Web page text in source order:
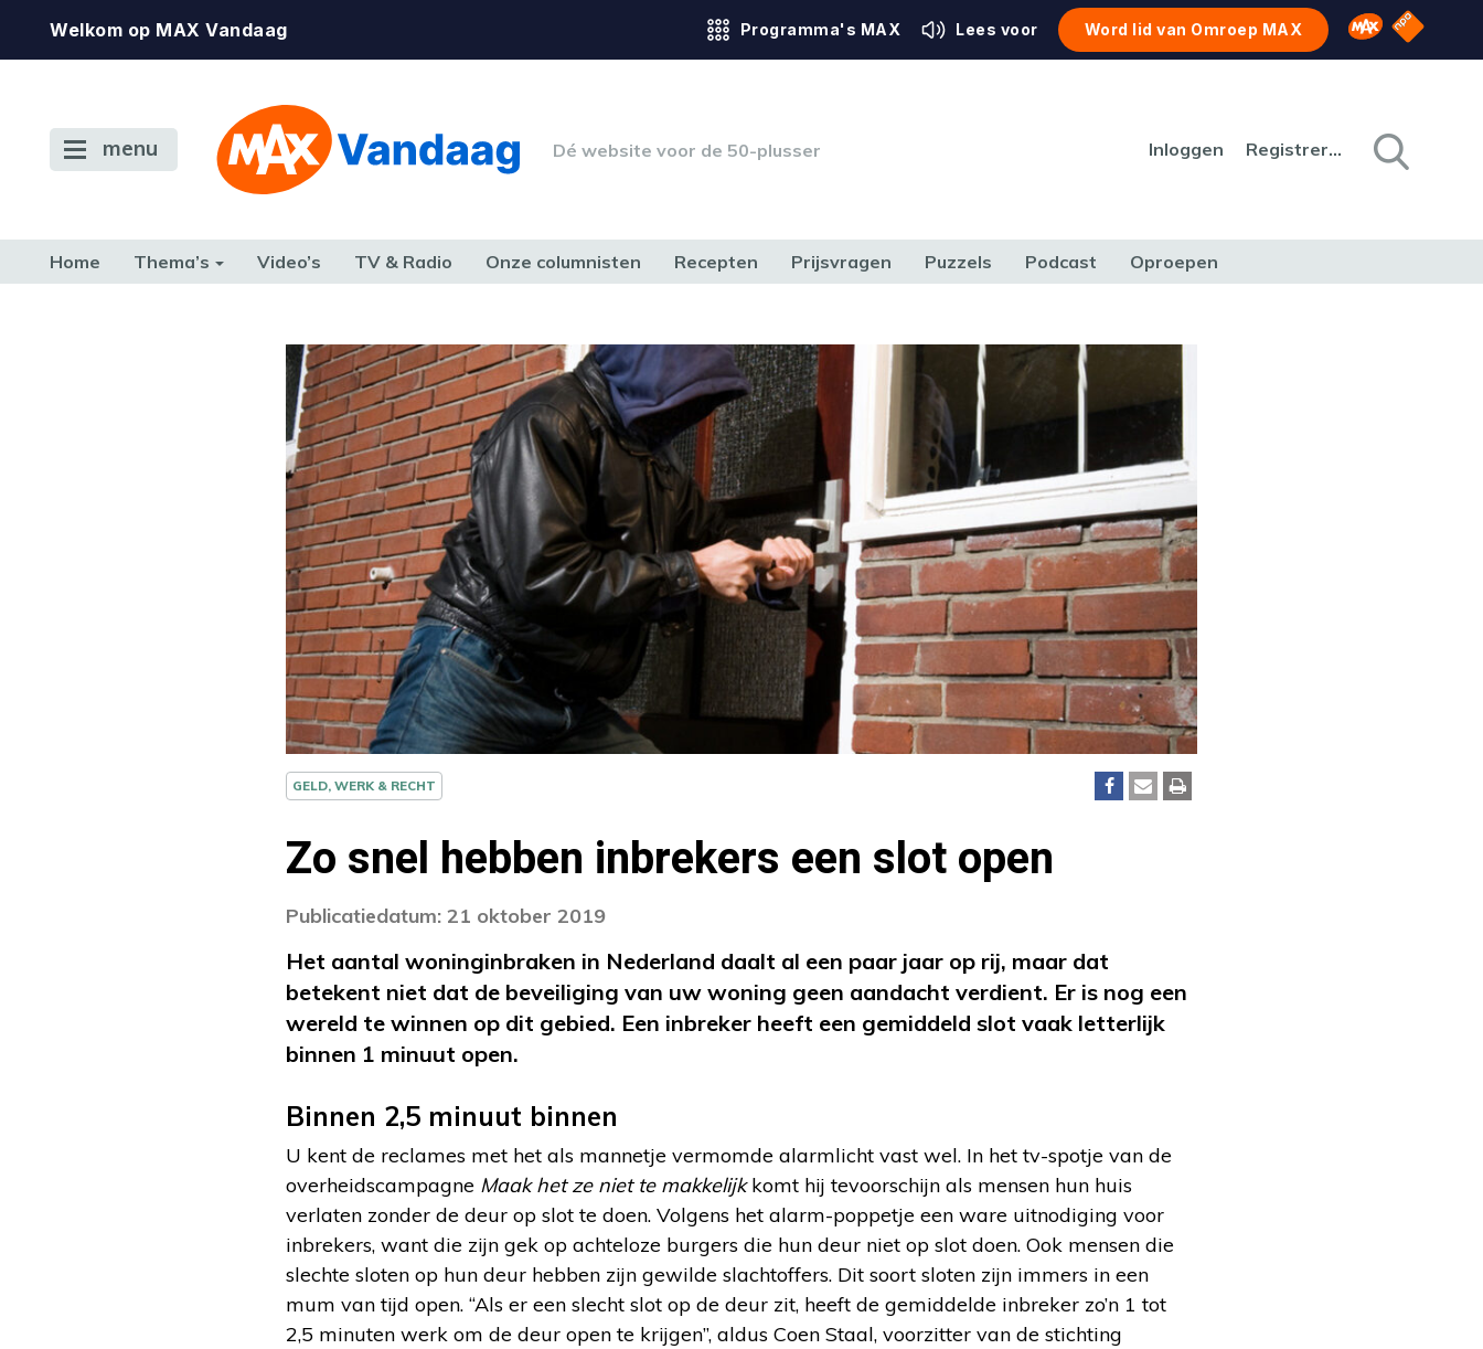
Welkom op MAX Vandaag Programma's MAX Lees voor Word lid van Omroep MAX Omroep MAX
NPO
menu Dé website voor de 50-plusser Inloggen Registreren
Home Thema’s Video’s TV & Radio Onze columnisten Recepten Prijsvragen Puzzels Podcast Oproepen
GELD, WERK & RECHT
Zo snel hebben inbrekers een slot open
Publicatiedatum: 21 oktober 2019
Het aantal woninginbraken in Nederland daalt al een paar jaar op rij, maar dat
betekent niet dat de beveiliging van uw woning geen aandacht verdient. Er is nog een
wereld te winnen op dit gebied. Een inbreker heeft een gemiddeld slot vaak letterlijk
binnen 1 minuut open.
Binnen 2,5 minuut binnen
U kent de reclames met het als mannetje vermomde alarmlicht vast wel. In het tv-spotje van de
overheidscampagne Maak het ze niet te makkelijkkomt hij tevoorschijn als mensen hun huis
verlaten zonder de deur op slot te doen. Volgens het alarm-poppetje een ware uitnodiging voor
inbrekers, want die zijn gek op achteloze burgers die hun deur niet op slot doen. Ook mensen die
slechte sloten op hun deur hebben zijn gewilde slachtoffers. Dit soort sloten zijn immers in een
mum van tijd open. “Als er een slecht slot op de deur zit, heeft de gemiddelde inbreker zo’n 1 tot
2,5 minuten werk om de deur open te krijgen”, aldus Coen Staal, voorzitter van de stichting